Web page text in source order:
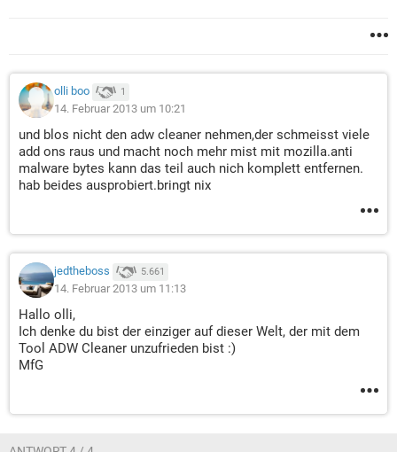
olli boo 1
14. Februar 2013 um 10:21
und blos nicht den adw cleaner nehmen,der schmeisst viele
add ons raus und macht noch mehr mist mit mozilla.anti
malware bytes kann das teil auch nich komplett entfernen.
hab beides ausprobiert.bringt nix
jedtheboss 5.661
14. Februar 2013 um 11:13
Hallo olli,
Ich denke du bist der einziger auf dieser Welt, der mit dem
Tool ADW Cleaner unzufrieden bist :)
MfG